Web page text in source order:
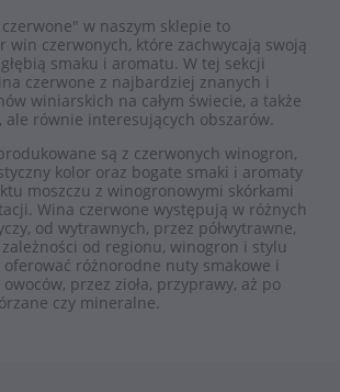
w naszym sklepie to
win czerwonych, które zachwycają swoją
smaku i aromatu. W tej sekcji
czerwone z najbardziej znanych i
winiarskich na całym świecie, a także
ale równie interesujących obszarów.
są z czerwonych winogron,
kolor oraz bogate smaki i aromaty
moszczu z winogronowymi skórkami
Wina czerwone występują w różnych
od wytrawnych, przez półwytrawne,
zależności od regionu, winogron i stylu
różnorodne nuty smakowe i
przez zioła, przyprawy, aż po
czy mineralne.